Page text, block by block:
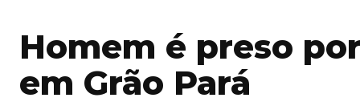
Homem é preso
em Grão Pará